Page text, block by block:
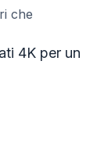
che
4K per un